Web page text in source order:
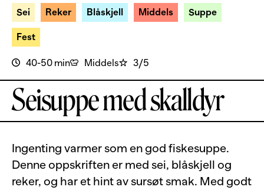
Sei Reker Blåskjell Middels Suppe
Fest
40-50 min Middels 3/5
Seisuppe med skalldyr
Ingenting varmer som en god fiskesuppe.
Denne oppskriften er med sei, blåskjell og
reker, og har et hint av sursøt smak. Med godt